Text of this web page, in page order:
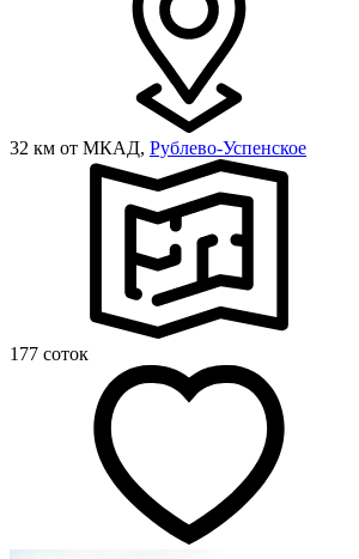
32 км от МКАД, Рублево-Успенское
177 соток